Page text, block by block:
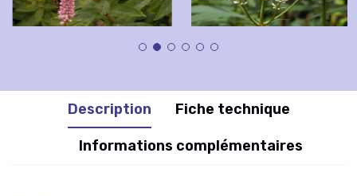
Description Fiche technique
Informations complémentaires